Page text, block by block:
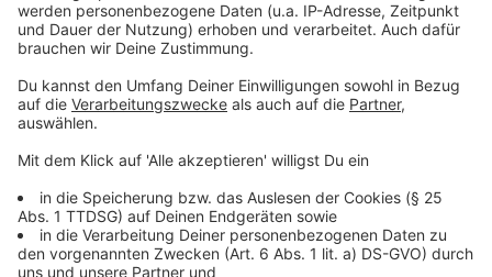
Anzeige
Der Sprecher des Landesverbands Nordrhein ergänzte,
bei "individueller Begründung wie zum Beispiel
Schulabsentismus stehen wir natürlich auch für
Atteste zur Verfügung." Schulabsentismus meint, dass
Schüler regelmäßig oder längerfristig dem Unterricht
fernbleiben. Ein kurativer, medizinischer Ansatz sei
aber bei der aktuellen Regelung rund um die